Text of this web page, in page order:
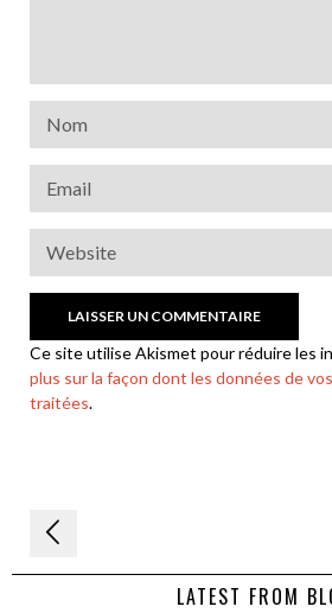
Ce site utilise Akismet pour réduire les
plus sur la façon dont les données de
traitées.
Navigation
de LATEST FROM